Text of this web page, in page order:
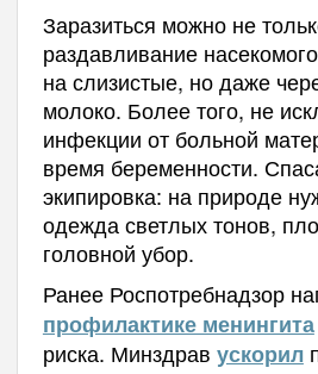
Заразиться можно не
раздавливание
на слизистые, но даже
молоко. Более того, не
инфекции от больной
время беременности.
экипировка: на природе
одежда светлых тонов,
головной убор.
Ранее Роспотребнадзор
профилактике менингита
риска. Минздрав ускорил